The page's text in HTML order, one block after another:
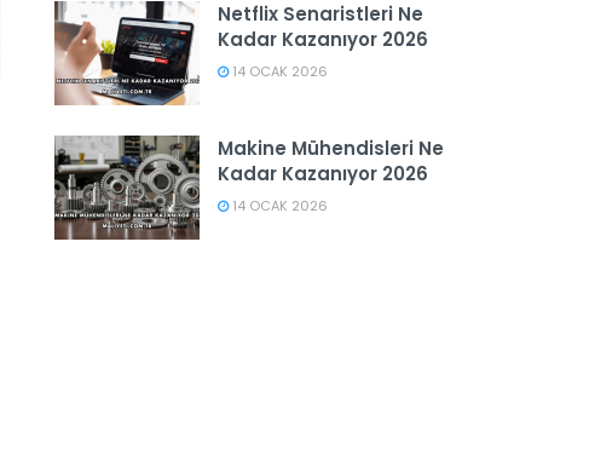
Netflix Senaristleri Ne
Kadar Kazanıyor 2026
14 OCAK 2026
Makine Mühendisleri Ne
Kadar Kazanıyor 2026
14 OCAK 2026